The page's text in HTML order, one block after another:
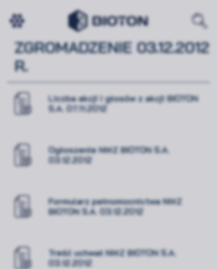
NADZWYCZAJNE WALNE
ZGROMADZENIE 03.12.2012
R.
Liczba akcji i głosów z akcji BIOTON
S.A. 07.11.2012
Ogłoszenie NWZ BIOTON S.A.
03.12.2012
Formularz pełnomocnictwa NWZ
BIOTON S.A. 03.12.2012
Treść uchwał NWZ BIOTON S.A.
03.12.2012